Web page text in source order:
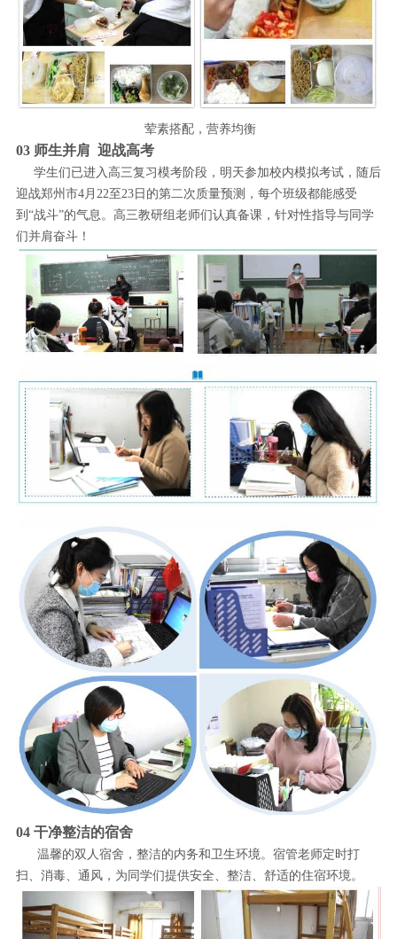
荤素搭配，营养均衡
03 师生并肩 迎战高考
学生们已进入高三复习模考阶段，明天参加校内模拟考试，随后
迎战郑州市4月22至23日的第二次质量预测，每个班级都能感受
到“战斗”的气息。高三教研组老师们认真备课，针对性指导与同学
们并肩奋斗！
04 干净整洁的宿舍
温馨的双人宿舍，整洁的内务和卫生环境。宿管老师定时打
扫、消毒、通风，为同学们提供安全、整洁、舒适的住宿环境。